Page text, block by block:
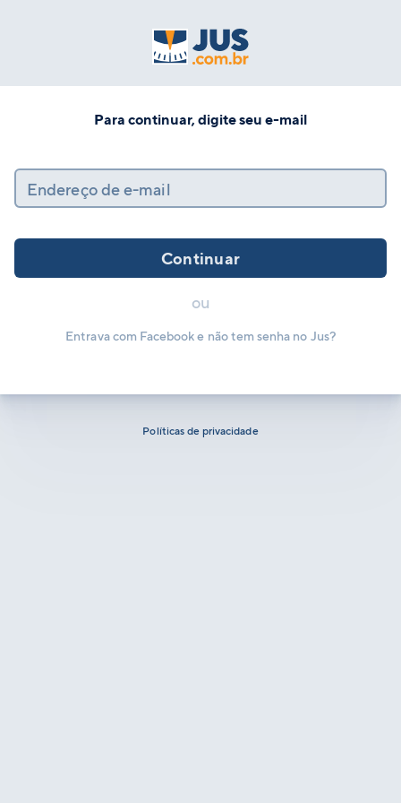
Para continuar, digite seu e-mail
Endereço de e-mail
Continuar
ou
Entrava com Facebook e não tem senha no Jus?
Políticas de privacidade